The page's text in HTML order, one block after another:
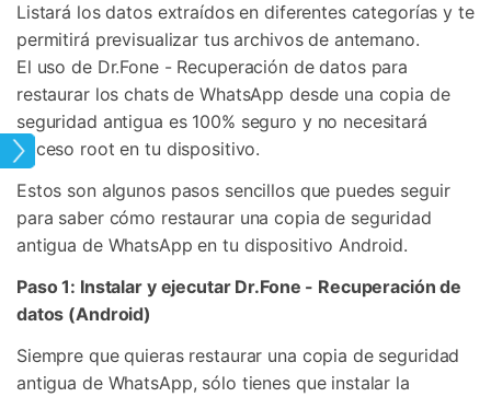
Listará los datos extraídos en diferentes categorías y te
permitirá previsualizar tus archivos de antemano.
El uso de Dr.Fone - Recuperación de datos para
restaurar los chats de WhatsApp desde una copia de
seguridad antigua es 100% seguro y no necesitará
acceso root en tu dispositivo.
Estos son algunos pasos sencillos que puedes seguir
para saber cómo restaurar una copia de seguridad
antigua de WhatsApp en tu dispositivo Android.
Paso 1: Instalar y ejecutar Dr.Fone - Recuperación de
datos (Android)
Siempre que quieras restaurar una copia de seguridad
antigua de WhatsApp, sólo tienes que instalar la